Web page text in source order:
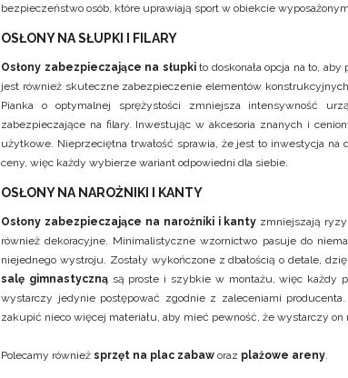
bezpieczeństwo osób, które uprawiają sport w obiekcie
OSŁONY NA SŁUPKI I FILARY
Osłony zabezpieczające na słupkito doskonała opcja na to,
jest również skuteczne zabezpieczenie elementów
Pianka o optymalnej sprężystości zmniejsza intensywność
zabezpieczające na filary. Inwestując w akcesoria znanych i
użytkowe. Nieprzeciętna trwałość sprawia, że jest to inwestycja
ceny, więc każdy wybierze wariant odpowiedni dla siebie.
OSŁONY NA NAROŻNIKI I KANTY
Osłony zabezpieczające na narożniki i kanty zmniejszają
również dekoracyjne. Minimalistyczne wzornictwo pasuje do
niejednego wystroju. Zostały wykończone z dbałością o detale,
salę gimnastycznąsą proste i szybkie w montażu, więc każdy
wystarczy jedynie postępować zgodnie z zaleceniami
zakupić nieco więcej materiału, aby mieć pewność, że wystarczy
Polecamy również sprzęt na plac zabaw oraz plażowe areny